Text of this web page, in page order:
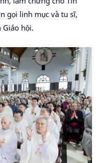
gọi linh mục và tu sĩ,
hội.